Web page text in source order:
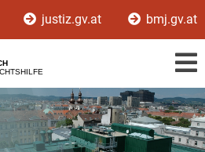
justiz.gv.at bmj.gv.at